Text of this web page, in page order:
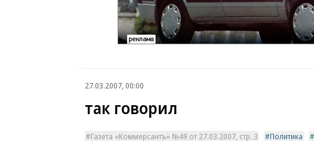
27.03.2007, 00:00
так говорил
Газета «Коммерсантъ» №49 от 27.03.2007, стр. 3 Политика